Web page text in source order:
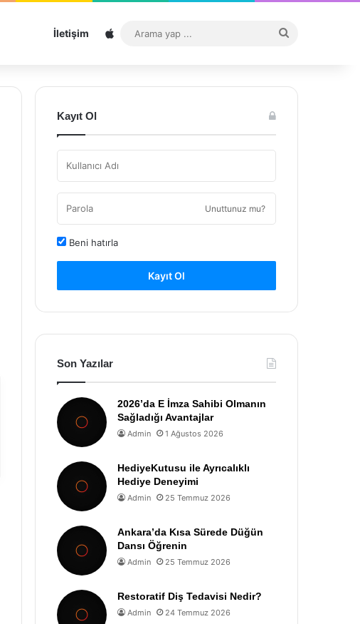
İletişim Sitemap
...
Kayıt Ol
Unuttunuz mu?
Beni hatırla
Kayıt Ol
Son Yazılar
2026’da E İmza Sahibi Olmanın
Sağladığı Avantajlar
Admin 1 Ağustos 2026
HediyeKutusu ile Ayrıcalıklı
Hediye Deneyimi
Admin 25 Temmuz 2026
Ankara’da Kısa Sürede Düğün
Dansı Öğrenin
Admin 25 Temmuz 2026
Restoratif Diş Tedavisi Nedir?
Admin 24 Temmuz 2026